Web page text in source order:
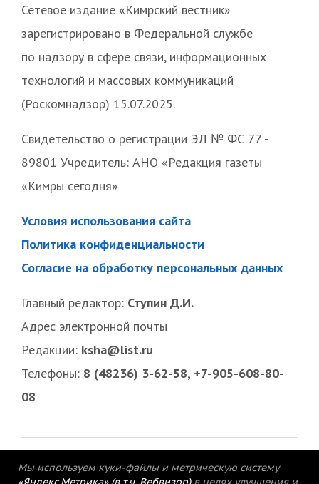
Сетевое издание «Кимрский вестник»
зарегистрировано в Федеральной службе
по надзору в сфере связи, информационных
технологий и массовых коммуникаций
(Роскомнадзор) 15.07.2025.
Свидетельство о регистрации ЭЛ № ФС 77 -
89801 Учредитель: АНО «Редакция газеты
«Кимры сегодня»
Условия использования сайта
Политика конфиденциальности
Согласие на обработку персональных данных
Главный редактор: Ступин Д.И.
Адрес электронной почты
Редакции: ksha@list.ru
Телефоны: 8 (48236) 3-62-58, +7-905-608-80-
08
Мы используем куки-файлы и метрическую систему